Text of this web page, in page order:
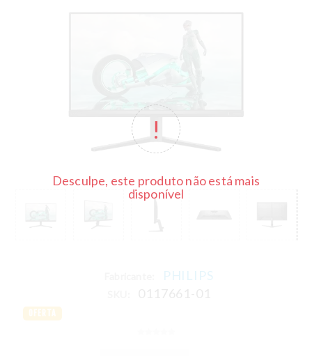
Desculpe, este produto não está mais
disponível
PHILIPS
OFERTA